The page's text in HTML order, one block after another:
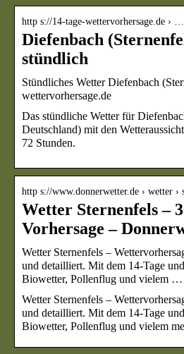
http s://14-tage-wettervorhersage.de ›
Diefenbach
stündlich
Stündliches Wetter Diefenbach
wettervorhersage.de
Das stündliche Wetter für
Deutschland) mit den
72 Stunden.
http s://www.donnerwetter.de › wetter ›
Wetter Sternenfels –
Vorhersage –
Wetter Sternenfels –
und detailliert. Mit dem 14-Tage
Biowetter, Pollenflug und vielem …
Wetter Sternenfels –
und detailliert. Mit dem 14-Tage
Biowetter, Pollenflug und vielem